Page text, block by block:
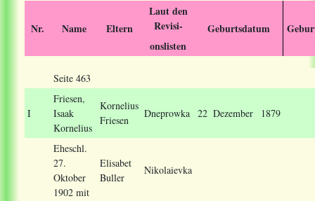
Nr. Name Eltern
Laut den
Revisi-
Geburtsdatum
onslisten
Seite 463
I
Friesen,
Isaak
Kornelius
Kornelius
Friesen
Dneprowka 22 Dezember 1879
Eheschl.
27.
Oktober
1902 mit
Elisabet
Buller
Nikolaievka